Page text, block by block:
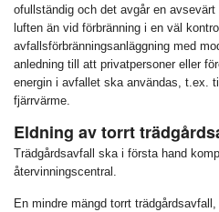
ofullständig och det avgår en avsevärt
luften än vid förbränning i en väl
avfallsförbränningsanläggning med
anledning till att privatpersoner eller
energin i avfallet ska användas, t.ex.
fjärrvärme.
Eldning av torrt
Trädgårdsavfall ska i första hand
återvinningscentral.
En mindre mängd torrt